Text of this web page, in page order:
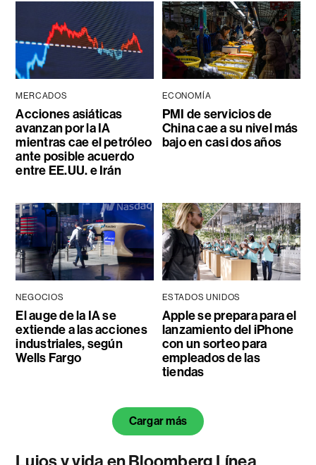
MERCADOS
Acciones asiáticas
avanzan por la IA
mientras cae el petróleo
ante posible acuerdo
entre EE.UU. e Irán
ECONOMÍA
PMI de servicios de
China cae a su nivel más
bajo en casi dos años
NEGOCIOS
El auge de la IA se
extiende a las acciones
industriales, según
Wells Fargo
ESTADOS UNIDOS
Apple se prepara para el
lanzamiento del iPhone
con un sorteo para
empleados de las
tiendas
Cargar más